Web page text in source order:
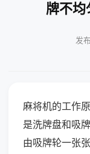
牌不
发
麻将机的工作
是洗牌盘和吸
由吸牌轮一张